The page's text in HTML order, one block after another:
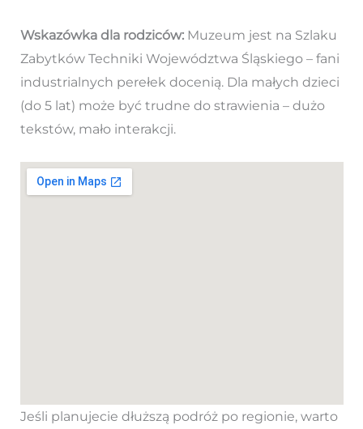
Wskazówka dla rodziców:Muzeum jest na Szlaku
Zabytków Techniki Województwa Śląskiego – fani
industrialnych perełek docenią. Dla małych dzieci
(do 5 lat) może być trudne do strawienia – dużo
tekstów, mało interakcji.
Jeśli planujecie dłuższą podróż po regionie, warto